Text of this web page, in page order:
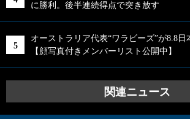
に勝利。後半連続得点で突き放す
オーストラリア代表“ワラビーズ”が8.8
【顔写真付きメンバーリスト公開中】
関連ニュース